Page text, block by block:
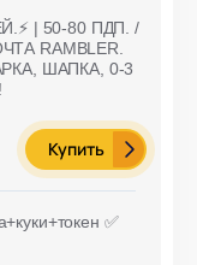
| 50-80 ПДП. /
RAMBLER.
ШАПКА, 0-3
Купить
✅